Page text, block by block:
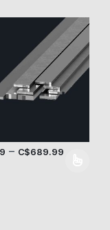
opciones se
– C$689.99
tiene múltiples